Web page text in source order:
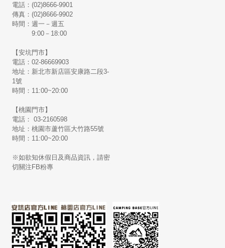
電話：(02)8666-9901
傳真：(02)8666-9902
時間：週一－週五
9:00－18:00
【安坑門市】
電話：02-86669903
地址：新北市新店區安康路二段3-
1號
時間：11:00~20:00
【桃園門市】
電話： 03-2160598
地址：桃園市蘆竹區大竹路55號
時間：11:00~20:00
※如欲知休假日及商品資訊，請密
切關注FB粉專